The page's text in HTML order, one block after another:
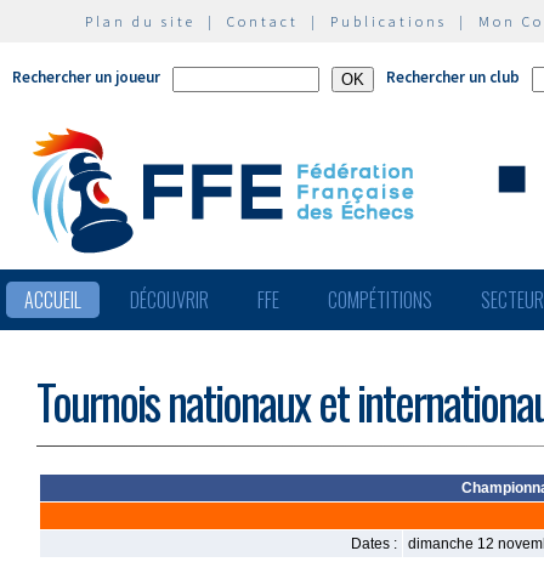
Plan du site | Contact | Publications | Mon
Rechercher un joueur Rechercher un club
ACCUEIL DÉCOUVRIR FFE COMPÉTITIONS
Tournois nationaux et
Dates :
dimanche 12